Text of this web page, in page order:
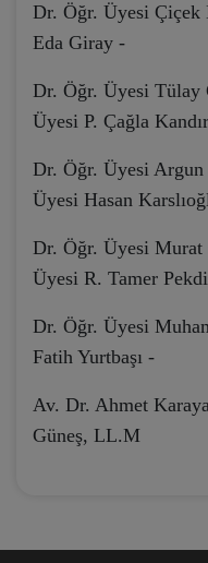
Dr. Öğr. Üyesi
Eda Giray -
Dr. Öğr. Üyesi Tülay
Üyesi P. Çağla
Dr. Öğr. Üyesi Argun
Üyesi Hasan
Dr. Öğr. Üyesi Murat
Üyesi R. Tamer
Dr. Öğr. Üyesi
Fatih Yurtbaşı -
Av. Dr. Ahmet
Güneş, LL.M